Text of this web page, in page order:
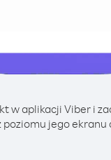
w aplikacji Viber i
poziomu jego ekranu